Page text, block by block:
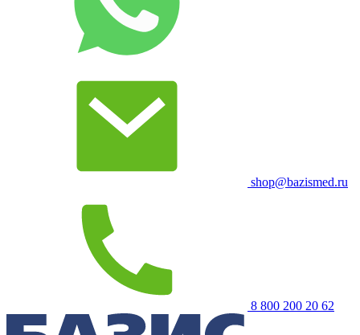
shop@bazismed.ru
8 800 200 20 62